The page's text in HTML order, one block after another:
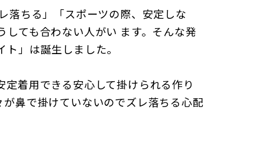
落ちる」「スポーツの際、安定しな
ても合わない人がい ます。そんな発
」は誕生しました。
着用できる安心して掛けられる作り
鼻で掛けていないのでズレ落ちる心配